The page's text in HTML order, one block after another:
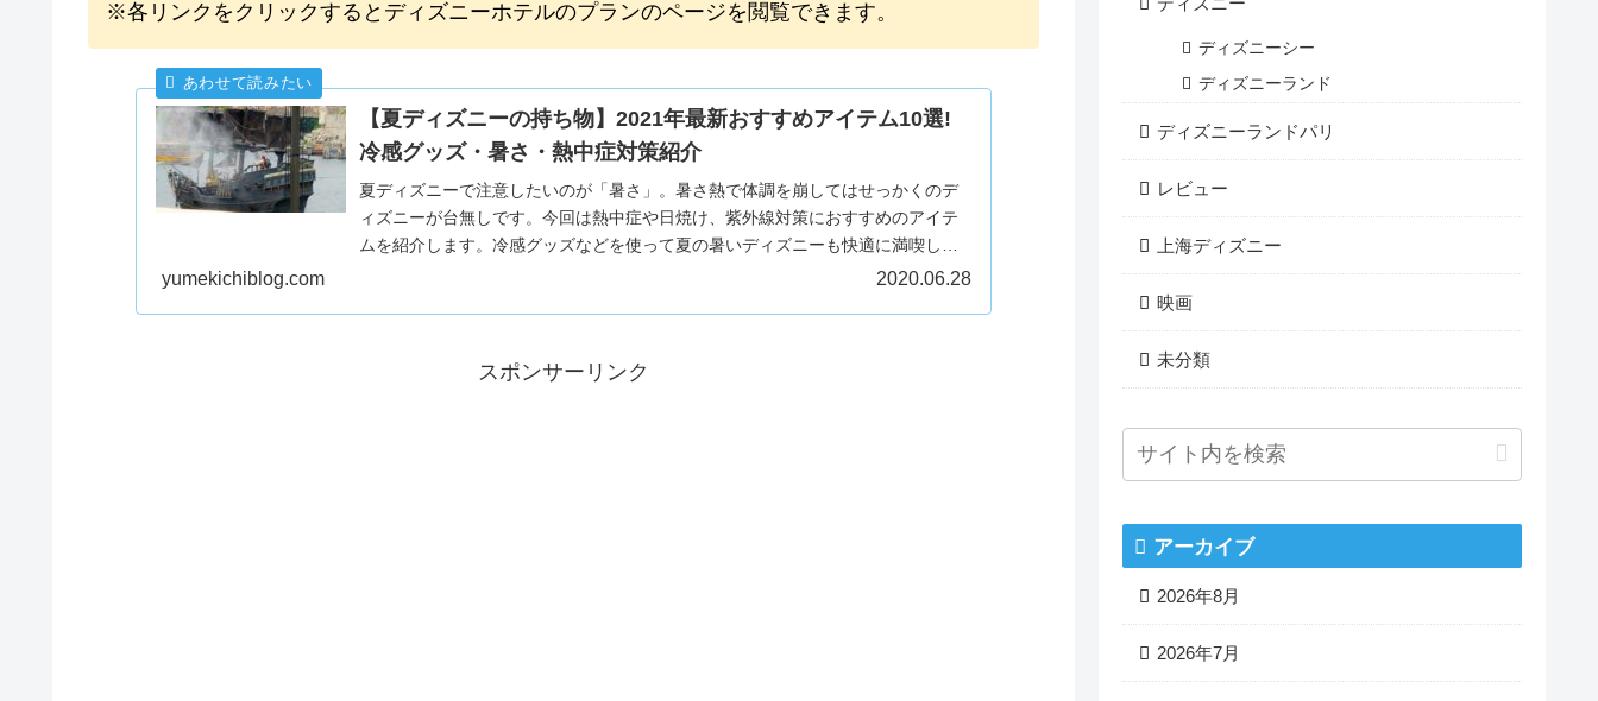
※各リンクをクリックするとディズニーホテルのプランのページを閲覧できます。
【夏ディズニーの持ち物】2021年最新おすすめアイテム10選!
冷感グッズ・暑さ・熱中症対策紹介
夏ディズニーで注意したいのが「暑さ」。暑さ熱で体調を崩してはせっかくのデ
ィズニーが台無しです。今回は熱中症や日焼け、紫外線対策におすすめのアイテ
ムを紹介します。冷感グッズなどを使って夏の暑いディズニーも快適に満喫しま
yumekichiblog.com 2020.06.28
スポンサーリンク
ディズニーシー
ディズニーランド
ディズニーランドパリ
レビュー
上海ディズニー
映画
未分類
アーカイブ
2026年8月
2026年7月